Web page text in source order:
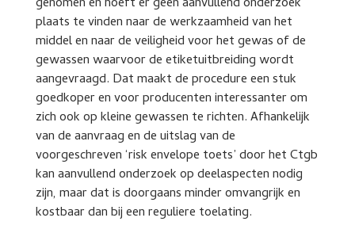
plaats te vinden naar de werkzaamheid van het
middel en naar de veiligheid voor het gewas of de
gewassen waarvoor de etiketuitbreiding wordt
aangevraagd. Dat maakt de procedure een stuk
goedkoper en voor producenten interessanter om
zich ook op kleine gewassen te richten. Afhankelijk
van de aanvraag en de uitslag van de
voorgeschreven ‘risk envelope toets’ door het Ctgb
kan aanvullend onderzoek op deelaspecten nodig
zijn, maar dat is doorgaans minder omvangrijk en
kostbaar dan bij een reguliere toelating.